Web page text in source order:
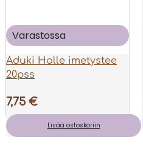
Varastossa
Aduki Holle imetystee
20pss
7,75 €
Lisää ostoskoriin